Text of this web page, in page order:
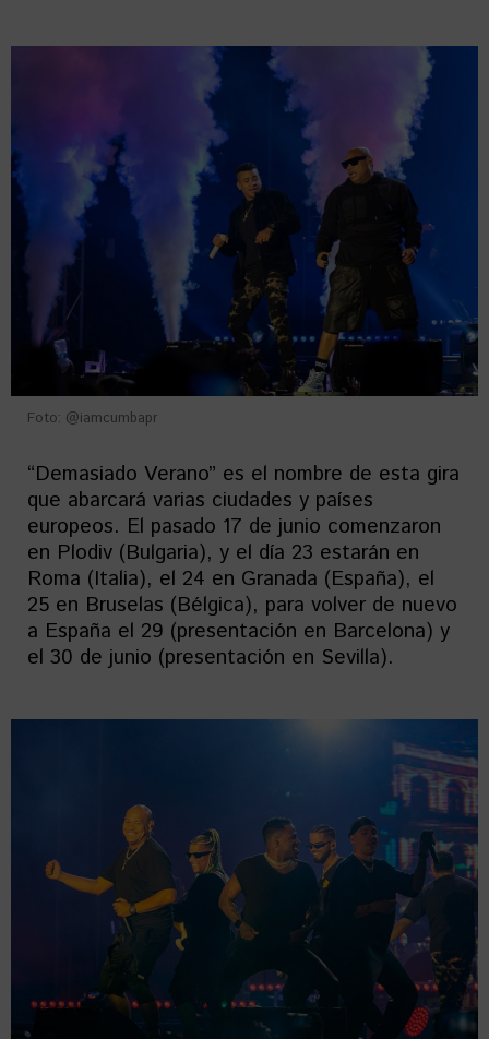
Foto: @iamcumbapr
“Demasiado Verano” es el nombre de esta gira
que abarcará varias ciudades y países
europeos. El pasado 17 de junio comenzaron
en Plodiv (Bulgaria), y el día 23 estarán en
Roma (Italia), el 24 en Granada (España), el
25 en Bruselas (Bélgica), para volver de nuevo
a España el 29 (presentación en Barcelona) y
el 30 de junio (presentación en Sevilla).